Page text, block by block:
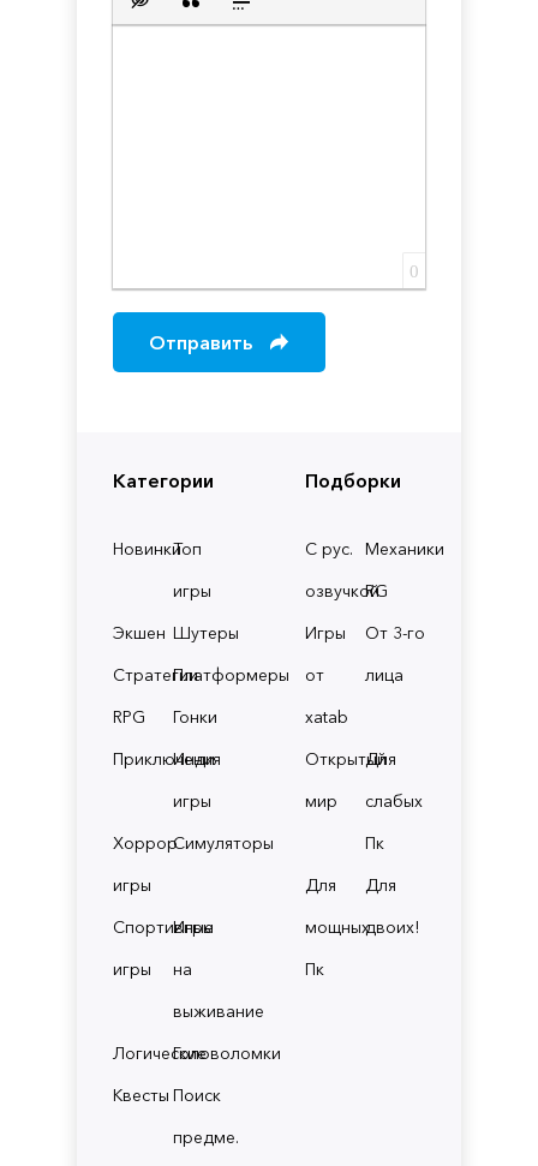
Категории
НовинкиТоп
игры
Экшен Шутеры
СтратегииПлатформеры
RPG
Гонки
Приключения
Инди
игры
Хоррор
игры
Симуляторы
Спортивные
игры
Игры
на
выживание
ЛогическиеГоловоломки
Квесты Поиск
предме.
Подборки
С рус.
озвучкой
Механики
RG
Игры
от
xatab
От 3-го
лица
Открытый
мир
Для
слабых
Пк
Для
мощных
Пк
Для
двоих!
Вставка скрытого текста
Вставка цитаты
Вставка спойлера
0
Отправить